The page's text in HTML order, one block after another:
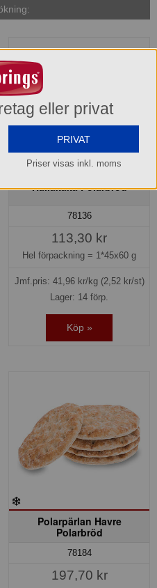
Hällakaka Polarbröd
78136
113,30 kr
Hel förpackning = 1*45x60 g
Jmf.pris: 41,96kr/kg (2,52 kr/st)
Lager: 14 förp.
Köp »
Polarpärlan Havre
Polarbröd
78184
197,70 kr
eller privat
PRIVAT
Priser visas inkl. moms